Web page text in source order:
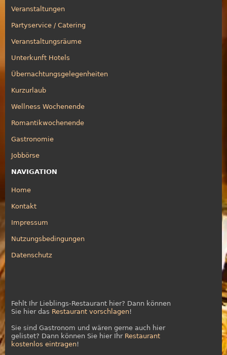
Veranstaltungen
Partyservice / Catering
Veranstaltungsräume
Unterkunft Hotels
Übernachtungsgelegenheiten
Kurzurlaub
Wellness Wochenende
Romantikwochenende
Gastronomie
Jobbörse
NAVIGATION
Home
Kontakt
Impressum
Nutzungsbedingungen
Datenschutz
Fehlt Ihr Lieblings-Restaurant hier? Dann können
Sie hier das Restaurant vorschlagen!
Sie sind Gastronom und wären gerne auch hier
gelistet? Dann können Sie hier Ihr Restaurant
kostenlos eintragen!